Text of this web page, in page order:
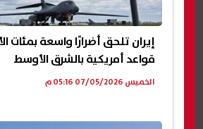
إيران تلحق أضرارًا واسعة بمئات
قواعد أمريكية بالشرق الأوسط
الخميس 07/05/2026 05:16 م